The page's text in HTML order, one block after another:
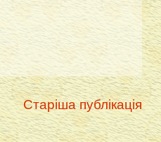
Старіша публікація